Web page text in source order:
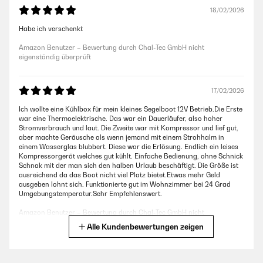
18/02/2026
Habe ich verschenkt
Amazon Benutzer – Bewertung durch Chal-Tec GmbH nicht
eigenständig überprüft
17/02/2026
Ich wollte eine Kühlbox für mein kleines Segelboot 12V Betrieb.Die Erste
war eine Thermoelektrische. Das war ein Dauerläufer, also hoher
Stromverbrauch und laut. Die Zweite war mit Kompressor und lief gut,
aber machte Geräusche als wenn jemand mit einem Strohhalm in
einem Wasserglas blubbert. Diese war die Erlösung. Endlich ein leises
Kompressorgerät welches gut kühlt. Einfache Bedienung, ohne Schnick
Schnak mit der man sich den halben Urlaub beschäftigt. Die Größe ist
ausreichend da das Boot nicht viel Platz bietet.Etwas mehr Geld
ausgeben lohnt sich. Funktionierte gut im Wohnzimmer bei 24 Grad
Umgebungstemperatur.Sehr Empfehlenswert.
Amazon Benutzer – Bewertung durch Chal-Tec GmbH nicht
eigenständig überprüftAlle Kundenbewertungen zeigen